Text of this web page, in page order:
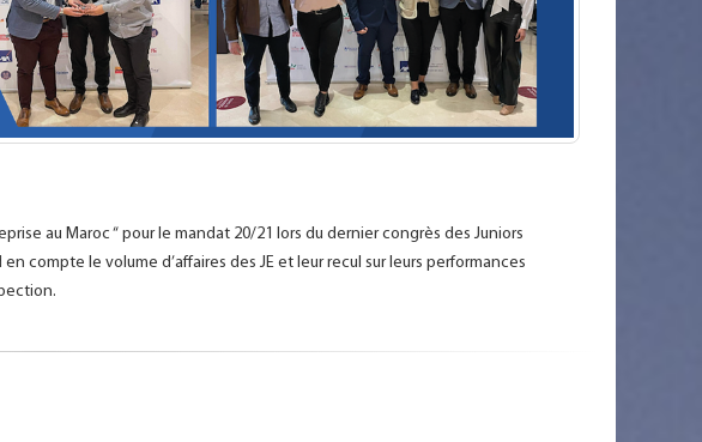
au Maroc “ pour le mandat 20/21 lors du dernier congrès des Juniors
compte le volume d’affaires des JE et leur recul sur leurs performances